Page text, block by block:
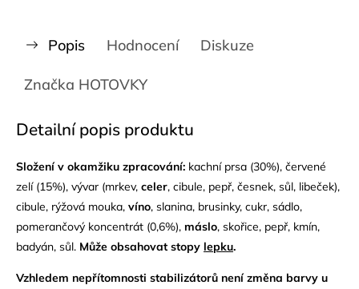
Popis Hodnocení Diskuze
Značka HOTOVKY
Detailní popis produktu
Složení v okamžiku zpracování: kachní prsa (30%), červené
zelí (15%), vývar (mrkev, celer, cibule, pepř, česnek, sůl, libeček),
cibule, rýžová mouka, víno, slanina, brusinky, cukr, sádlo,
pomerančový koncentrát (0,6%), máslo, skořice, pepř, kmín,
badyán, sůl. Může obsahovat stopy lepku.
Vzhledem nepřítomnosti stabilizátorů není změna barvy u